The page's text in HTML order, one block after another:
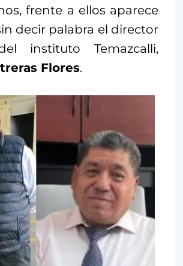
frente a ellos aparece
decir palabra el director
instituto Temazcalli,
Flores.